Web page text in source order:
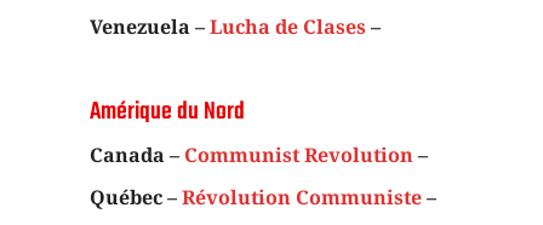
Venezuela –Lucha de Clases–
Amérique du Nord
Canada – Communist Revolution–
Québec –Révolution Communiste–